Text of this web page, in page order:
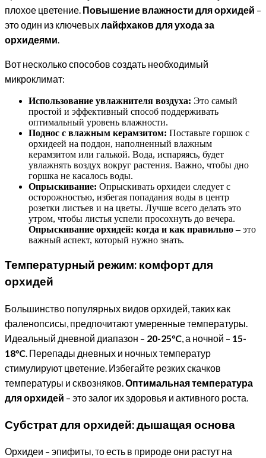
плохое цветение. Повышение влажности для орхидей –
это один из ключевых лайфхаков для ухода за
орхидеями
Вот несколько способов создать необходимый
микроклимат:
Использование увлажнителя воздуха: Это самый
простой и эффективный способ поддерживать
оптимальный уровень влажности.
Поднос с влажным керамзитом: Поставьте горшок с
орхидеей на поддон, наполненный влажным
керамзитом или галькой. Вода, испаряясь, будет
увлажнять воздух вокруг растения. Важно, чтобы дно
горшка не касалось воды.
Опрыскивание: Опрыскивать орхидеи следует с
осторожностью, избегая попадания воды в центр
розетки листьев и на цветы. Лучше всего делать это
утром, чтобы листья успели просохнуть до вечера.
Опрыскивание орхидей: когда и как правильно – это
важный аспект, который нужно знать.
Температурный режим: комфорт для
орхидей
Большинство популярных видов орхидей, таких как
фаленопсисы, предпочитают умеренные температуры.
Идеальный дневной диапазон – 20-25°C, а ночной – 15-
18°C. Перепады дневных и ночных температур
стимулируют цветение. Избегайте резких скачков
температуры и сквозняков.Оптимальная температура
для орхидей – это залог их здоровья и активного роста.
Субстрат для орхидей: дышащая основа
Орхидеи – эпифиты, то есть в природе они растут на